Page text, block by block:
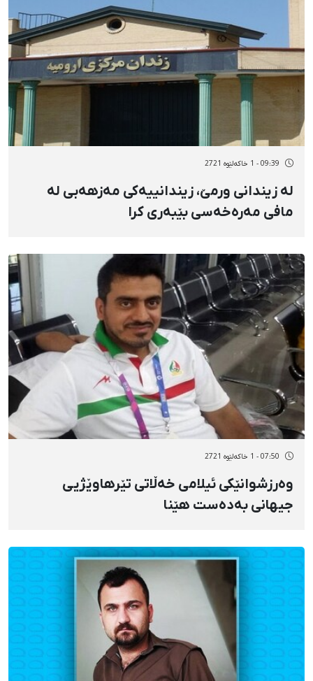
09:39 - 1 خاکەلێوه 2721
لە زیندانی ورمێ، زیندانییەکی مەزهەبی لە
مافی مەرەخەسی بێبەری کرا
07:50 - 1 خاکەلێوه 2721
وەرزشوانێکی ئیلامی خەڵاتی تێرهاوێژیی
جیهانی بەدەست هێنا